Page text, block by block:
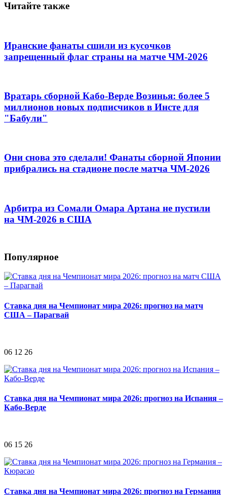
Читайте также
Иранские фанаты сшили из кусочков
запрещенный флаг страны на матче ЧМ-2026
Вратарь сборной Кабо-Верде Возинья: более 5
миллионов новых подписчиков в Инсте для
"Бабули"
Они снова это сделали! Фанаты сборной Японии
прибрались на стадионе после матча ЧМ-2026
Арбитра из Сомали Омара Артана не пустили
на ЧМ-2026 в США
Популярное
Ставка дня на Чемпионат мира 2026: прогноз на матч
США – Парагвай
06 12 26
Ставка дня на Чемпионат мира 2026: прогноз на Испания –
Кабо-Верде
06 15 26
Ставка дня на Чемпионат мира 2026: прогноз на Германия